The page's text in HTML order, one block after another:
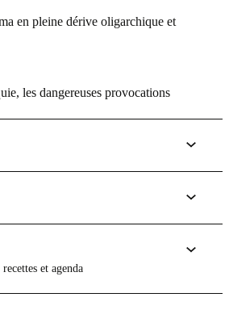
en pleine dérive oligarchique et
les dangereuses provocations
et agenda